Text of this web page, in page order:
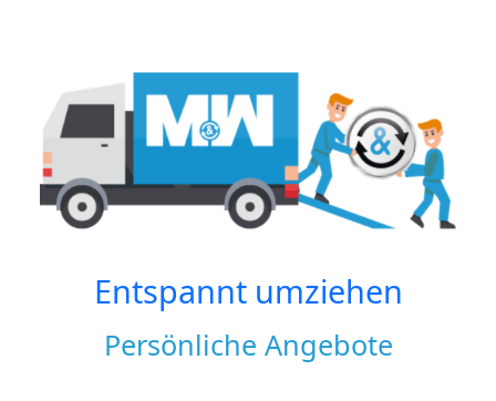
Entspannt umziehen
Persönliche Angebote